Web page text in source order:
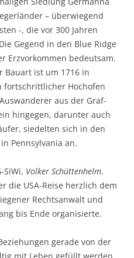
– überwiegend
-, die vor 300 Jahren
Gegend in den Blue Ridge
Erzvorkommen bedeutsam.
Bauart ist um 1716 in
fortschrittlicher Hochofen
aus der Graf-
hingegen, darunter auch
siedelten sich in den
Pennsylvania an.
SiWi, Volker Schüttenhelm,
die USA-Reise herzlich dem
Rechtsanwalt und
bis Ende organisierte.
gerade von der